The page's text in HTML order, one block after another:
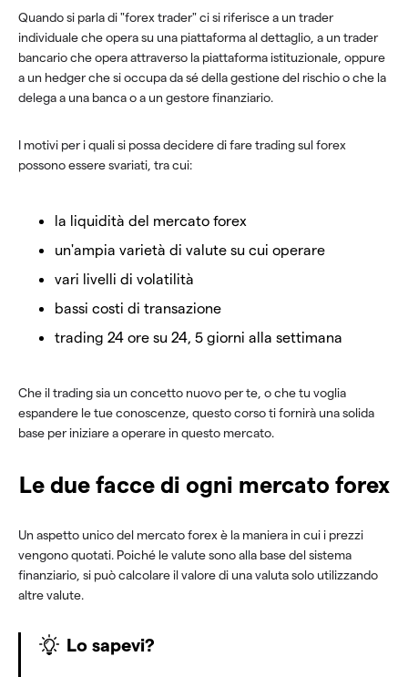
Quando si parla di "forex trader" ci si riferisce a un trader
individuale che opera su una piattaforma al dettaglio, a un trader
bancario che opera attraverso la piattaforma istituzionale, oppure
a un hedger che si occupa da sé della gestione del rischio o che la
delega a una banca o a un gestore finanziario.
I motivi per i quali si possa decidere di fare trading sul forex
possono essere svariati, tra cui:
la liquidità del mercato forex
un'ampia varietà di valute su cui operare
vari livelli di volatilità
bassi costi di transazione
trading 24 ore su 24, 5 giorni alla settimana
Che il trading sia un concetto nuovo per te, o che tu voglia
espandere le tue conoscenze, questo corso ti fornirà una solida
base per iniziare a operare in questo mercato.
Le due facce di ogni mercato forex
Un aspetto unico del mercato forex è la maniera in cui i prezzi
vengono quotati. Poiché le valute sono alla base del sistema
finanziario, si può calcolare il valore di una valuta solo utilizzando
altre valute.
Lo sapevi?